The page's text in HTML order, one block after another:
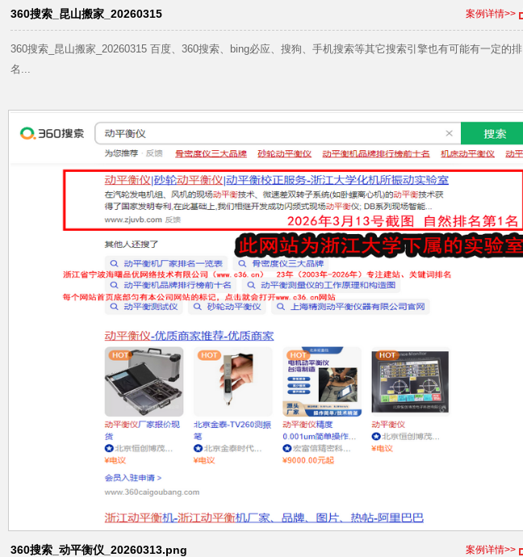
360搜索_昆山搬家_20260315 案例详情>>
360搜索_昆山搬家_20260315 百度、360搜索、bing必应、搜狗、手机搜索等其它搜索引擎也有可能有一定的排
名...
360搜索_动平衡仪_20260313.png 案例详情>>